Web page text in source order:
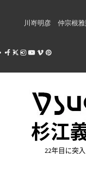
キ
川嵜明彦
仲宗根雅
Facebook
X Instagram
Youtube
VimeoPinterest
杉江
22年目に突